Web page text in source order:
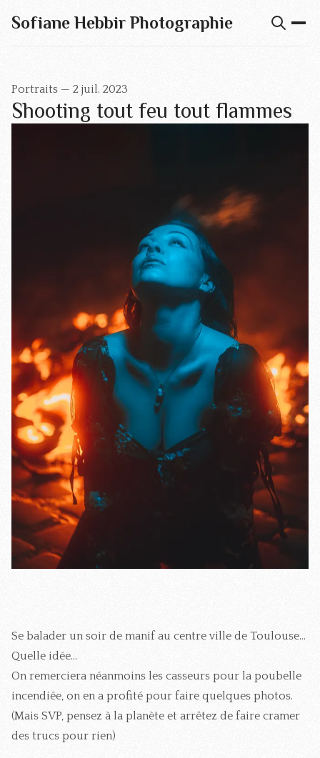
Sofiane Hebbir Photographie
Portraits — 2 juil. 2023
Shooting tout feu tout flammes
Se balader un soir de manif au centre ville de Toulouse...
Quelle idée...
On remerciera néanmoins les casseurs pour la poubelle
incendiée, on en a profité pour faire quelques photos.
(Mais SVP, pensez à la planète et arrêtez de faire cramer
des trucs pour rien)